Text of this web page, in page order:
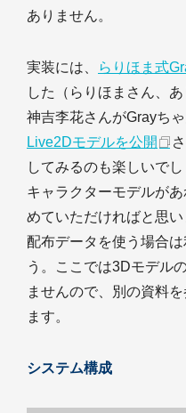
ありません。
実装には、 らりほま式
した（らりほまさん、
神吉李花さんがGrayち
Live2Dモデルを公開
してみるのも楽しいで
キャラクターモデルが
めていただければと思い
配布データを使う場合
う。ここでは3Dモデル
ませんので、別の資料
ます。
システム構成